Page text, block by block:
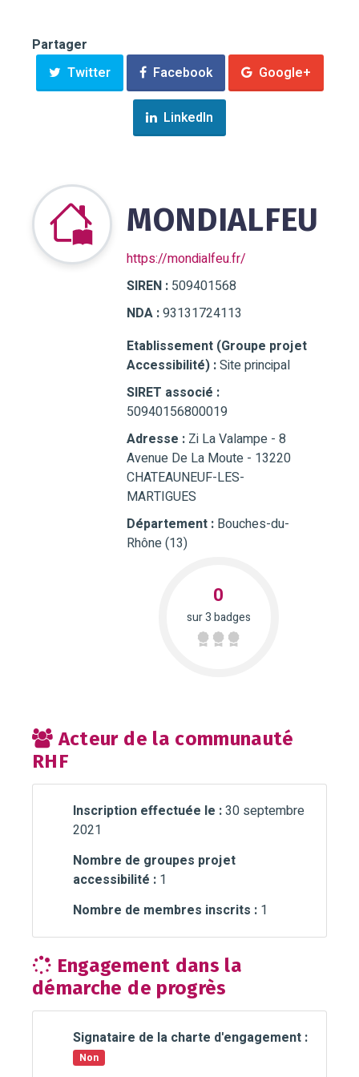
Partager
Twitter
Facebook Google+
LinkedIn
MONDIALFEU
https://mondialfeu.fr/
SIREN : 509401568
NDA :93131724113
Etablissement (Groupe projet
Accessibilité) :Site principal
SIRET associé :
50940156800019
Adresse : Zi La Valampe - 8
Avenue De La Moute - 13220
CHATEAUNEUF-LES-
MARTIGUES
Département : Bouches-du-
Rhône (13)
0
sur 3 badges
Acteur de la communauté
RHF
Inscription effectuée le :30 septembre
2021
Nombre de groupes projet
accessibilité : 1
Nombre de membres inscrits : 1
Engagement dans la
démarche de progrès
Signataire de la charte d'engagement :
Non